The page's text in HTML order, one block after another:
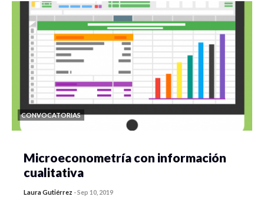
CONVOCATORIAS
Microeconometría con información
cualitativa
Laura Gutiérrez -Sep 10, 2019